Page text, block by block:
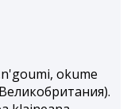
okume